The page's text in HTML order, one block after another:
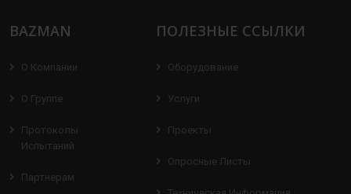
BAZMAN
О Компании
О Группе
Протоколы
Испытаний
Партнерам
ПОЛЕЗНЫЕ ССЫЛКИ
Оборудование
Услуги
Проекты
Опросные Листы